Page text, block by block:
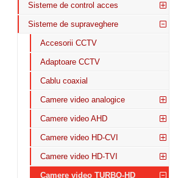
Sisteme de control acces
Sisteme de supraveghere
Accesorii CCTV
Adaptoare CCTV
Cablu coaxial
Camere video analogice
Camere video AHD
Camere video HD-CVI
Camere video HD-TVI
Camere video TURBO-HD